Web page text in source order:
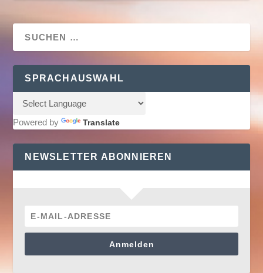
SPRACHAUSWAHL
Powered by Translate
NEWSLETTER ABONNIEREN
Anmelden